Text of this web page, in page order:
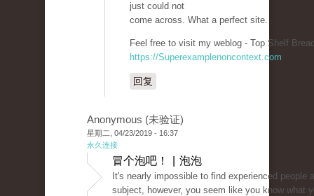
just could not
come across. What a perfect site.
Feel free to visit my weblog - Top Shelf
https://Superexamplenoncontext.com
回复
Anonymous (未验证)
星期二, 04/23/2019 - 16:37
永久连接
冒个泡吧！ | 泡泡
It's nearly impossible to find experienced people
subject, however, you seem like you know what